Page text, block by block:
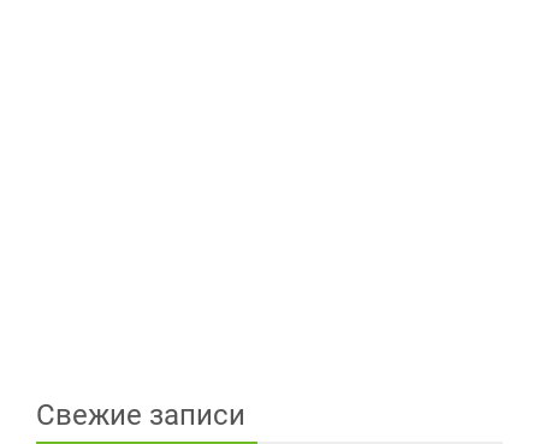
Свежие записи